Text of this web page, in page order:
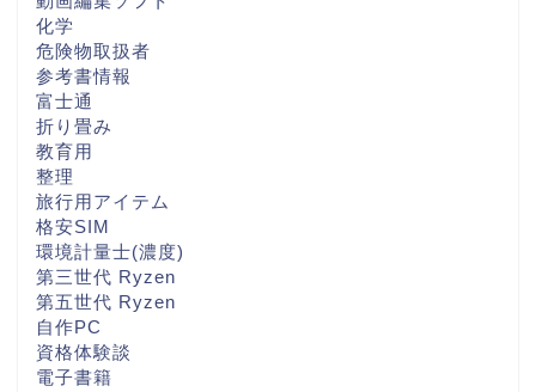
化学
危険物取扱者
参考書情報
富士通
折り畳み
教育用
整理
旅行用アイテム
格安SIM
環境計量士(濃度)
第三世代 Ryzen
第五世代 Ryzen
自作PC
資格体験談
電子書籍